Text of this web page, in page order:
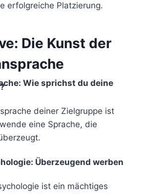
erfolgreiche Platzierung.
Die Kunst der
Wie sprichst du deine
deiner Zielgruppe ist
eine Sprache, die
Überzeugend werben
ist ein mächtiges